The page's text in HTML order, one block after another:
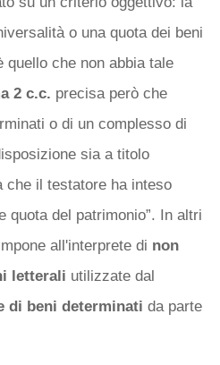
o una quota dei beni
quello che non abbia tale
2 c.c. precisa però che
o di un complesso di
sia a titolo
che il testatore ha inteso
quota del patrimonio”. In altri
all'interprete di non
letterali utilizzate dal
di beni determinati da parte